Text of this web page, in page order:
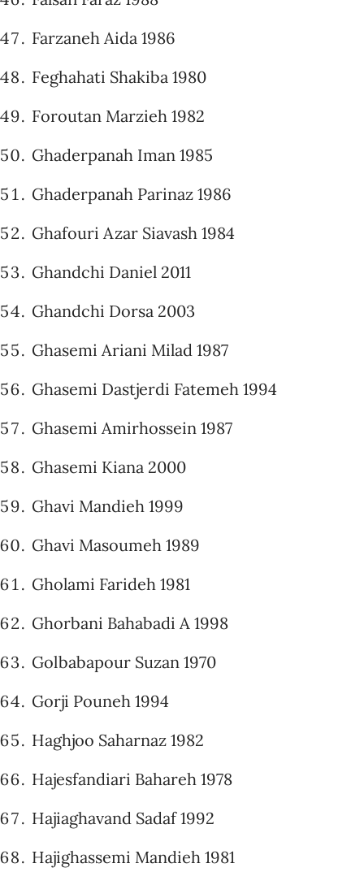
Farzaneh Aida 1986
Feghahati Shakiba 1980
Foroutan Marzieh 1982
Ghaderpanah Iman 1985
Ghaderpanah Parinaz 1986
Ghafouri Azar Siavash 1984
Ghandchi Daniel 2011
Ghandchi Dorsa 2003
Ghasemi Ariani Milad 1987
Ghasemi Dastjerdi Fatemeh 1994
Ghasemi Amirhossein 1987
Ghasemi Kiana 2000
Ghavi Mandieh 1999
Ghavi Masoumeh 1989
Gholami Farideh 1981
Ghorbani Bahabadi A 1998
Golbabapour Suzan 1970
Gorji Pouneh 1994
Haghjoo Saharnaz 1982
Hajesfandiari Bahareh 1978
Hajiaghavand Sadaf 1992
Hajighassemi Mandieh 1981